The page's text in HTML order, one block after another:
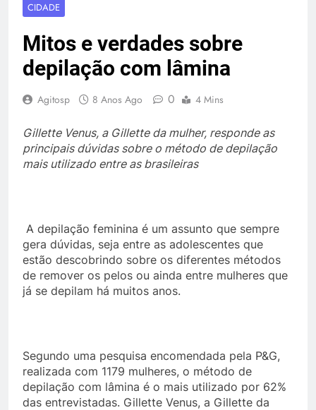
CIDADE
Mitos e verdades sobre
depilação com lâmina
Agitosp 8 Anos Ago 0 4 Mins
Gillette Venus, a Gillette da mulher, responde as
principais dúvidas sobre o método de depilação
mais utilizado entre as brasileiras
A depilação feminina é um assunto que sempre
gera dúvidas, seja entre as adolescentes que
estão descobrindo sobre os diferentes métodos
de remover os pelos ou ainda entre mulheres que
já se depilam há muitos anos.
Segundo uma pesquisa encomendada pela P&G,
realizada com 1179 mulheres, o método de
depilação com lâmina é o mais utilizado por 62%
das entrevistadas. Gillette Venus, a Gillette da